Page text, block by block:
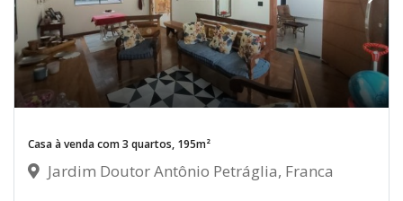
Casa à venda com 3 quartos, 195m²
Jardim Doutor Antônio Petráglia, Franca